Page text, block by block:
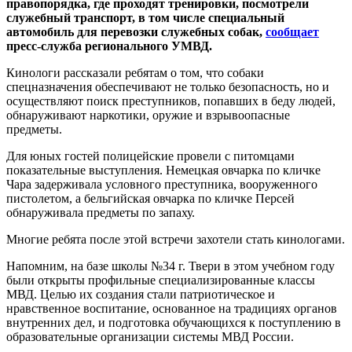
правопорядка, где проходят тренировки, посмотрели
служебный транспорт, в том числе специальный
автомобиль для перевозки служебных собак, сообщает
пресс-служба регионального УМВД.
Кинологи рассказали ребятам о том, что собаки
спецназначения обеспечивают не только безопасность, но и
осуществляют поиск преступников, попавших в беду людей,
обнаруживают наркотики, оружие и взрывоопасные
предметы.
Для юных гостей полицейские провели с питомцами
показательные выступления. Немецкая овчарка по кличке
Чара задерживала условного преступника, вооруженного
пистолетом, а бельгийская овчарка по кличке Персей
обнаруживала предметы по запаху.
Многие ребята после этой встречи захотели стать кинологами.
Напомним, на базе школы №34 г. Твери в этом учебном году
были открыты профильные специализированные классы
МВД. Целью их создания стали патриотическое и
нравственное воспитание, основанное на традициях органов
внутренних дел, и подготовка обучающихся к поступлению в
образовательные организации системы МВД России.